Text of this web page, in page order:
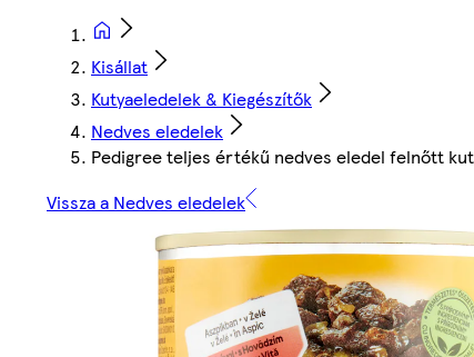
Kisállat
Kutyaeledelek & Kiegészítők
Nedves eledelek
Pedigree teljes értékű nedves eledel felnőtt
Vissza a Nedves eledelek